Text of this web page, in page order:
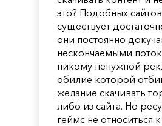
это? Подобных
существует
они постоянно
нескончаемыми
никому ненужной
обилие которой
желание скачивать
либо из сайта. Но
геймс не относиться